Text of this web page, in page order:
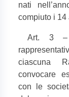
nati
compiuto i 14
Art. 3 –
ciascuna
convocare
con le